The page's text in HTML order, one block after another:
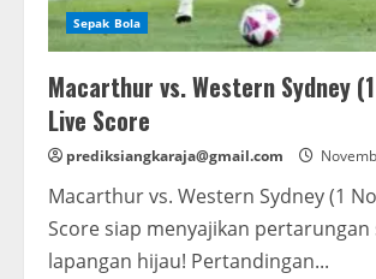
Sepak Bola
Macarthur vs. Western Sydney
Live Score
prediksiangkaraja@gmail.com
Macarthur vs. Western Sydney (1
Score siap menyajikan pertarungan
lapangan hijau! Pertandingan...